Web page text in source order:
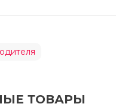
ТОВАРЫ